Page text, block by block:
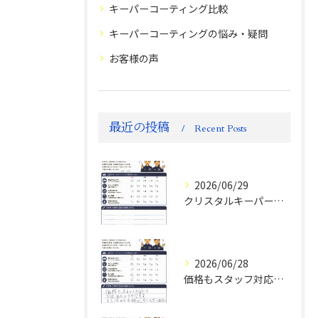
キーパーコーティング比較
キーパーコーティングの悩み・疑問
お客様の声
最近の投稿 Recent Posts
2026/06/29
クリスタルキーパー評判
2026/06/28
価格もスタッフ対応も大変満足！ランドクルーザーFJお客様の声